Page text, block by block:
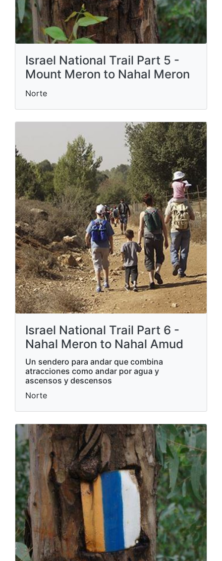
Israel National Trail Part 5 -
Mount Meron to Nahal Meron
Norte
Israel National Trail Part 6 -
Nahal Meron to Nahal Amud
Un sendero para andar que combina
atracciones como andar por agua y
ascensos y descensos
Norte